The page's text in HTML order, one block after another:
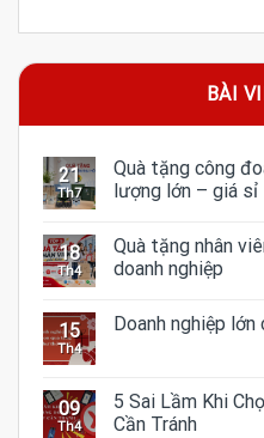
BÀI
21
Th7
Quà tặng công
lượng lớn – giá sỉ
18
Th4
Quà tặng nhân
doanh nghiệp
15
Th4
Doanh nghiệp
09
Th4
5 Sai Lầm Khi
Cần Tránh